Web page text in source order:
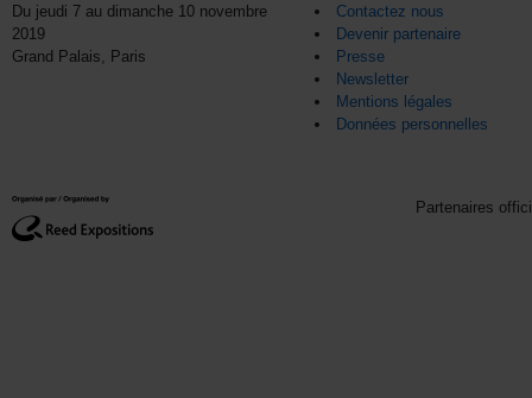
Du jeudi 7 au dimanche 10 novembre
2019
Grand Palais, Paris
Contactez nous
Devenir partenaire
Presse
Newsletter
Mentions légales
Données personnelles
Partenaires